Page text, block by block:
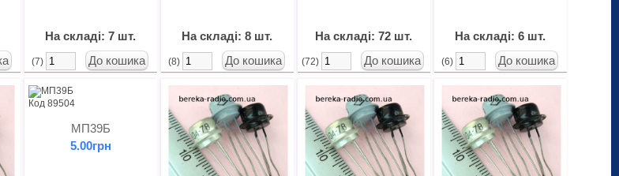
На складі: 7 шт.
(7)
На складі: 8 шт.
(8)
На складі: 72 шт.
(72)
На складі: 6 шт.
(6)
Код 89504
МП39Б
5.00грн